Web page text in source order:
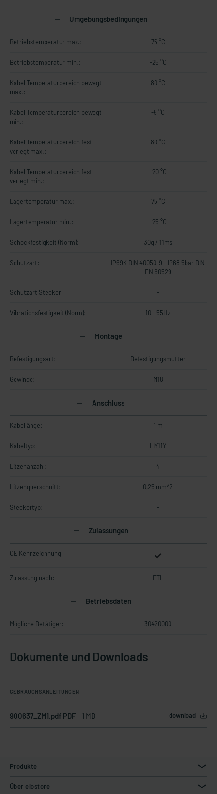
Umgebungsbedingungen
Betriebstemperatur max.: 75 °C
Betriebstemperatur min.: -25 °C
Kabel Temperaturbereich bewegt
max.:
80 °C
Kabel Temperaturbereich bewegt
min.:
-5 °C
Kabel Temperaturbereich fest
verlegt max.:
80 °C
Kabel Temperaturbereich fest
verlegt min.:
-20 °C
Lagertemperatur max.: 75 °C
Lagertemperatur min.: -25 °C
Schockfestigkeit (Norm): 30g / 11ms
Schutzart:
IP69K DIN 40050-9 - IP68 5bar DIN
EN 60529
Schutzart Stecker: -
Vibrationsfestigkeit (Norm): 10 - 55Hz
Montage
Befestigungsart: Befestigungsmutter
Gewinde: M18
Anschluss
Kabellänge: 1 m
Kabeltyp: LIY11Y
Litzenanzahl: 4
Litzenquerschnitt: 0,25 mm^2
Steckertyp: -
Zulassungen
CE Kennzeichnung:
Zulassung nach: ETL
Betriebsdaten
Mögliche Betätiger: 30420000
Dokumente und Downloads
GEBRAUCHSANLEITUNGEN
900637_ZM1.pdf PDF 1 MB download
Produkte
Über elostore